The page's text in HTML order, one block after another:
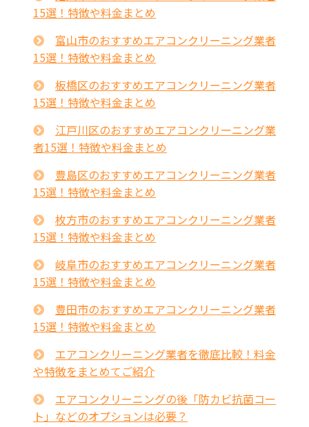
15選！特徴や料金まとめ
富山市のおすすめエアコンクリーニング業者
15選！特徴や料金まとめ
板橋区のおすすめエアコンクリーニング業者
15選！特徴や料金まとめ
江戸川区のおすすめエアコンクリーニング業
者15選！特徴や料金まとめ
豊島区のおすすめエアコンクリーニング業者
15選！特徴や料金まとめ
枚方市のおすすめエアコンクリーニング業者
15選！特徴や料金まとめ
岐阜市のおすすめエアコンクリーニング業者
15選！特徴や料金まとめ
豊田市のおすすめエアコンクリーニング業者
15選！特徴や料金まとめ
エアコンクリーニング業者を徹底比較！料金
や特徴をまとめてご紹介
エアコンクリーニングの後「防カビ抗菌コー
ト」などのオプションは必要？